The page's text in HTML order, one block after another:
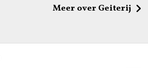
Meer over Geiterij